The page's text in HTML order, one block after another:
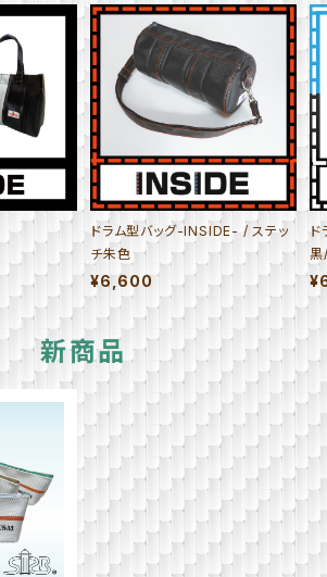
ドラム型バッグ-INSIDE- / ステッ
チ朱色
¥6,600
黒
新商品